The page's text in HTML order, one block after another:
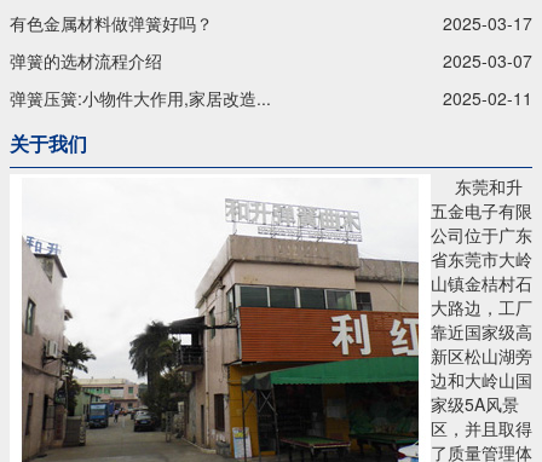
有色金属材料做弹簧好吗？
2025-03-17
弹簧的选材流程介绍
2025-03-07
弹簧压簧:小物件大作用,家居改造...
2025-02-11
关于我们
东莞和升
五金电子有限
公司位于广东
省东莞市大岭
山镇金桔村石
大路边，工厂
靠近国家级高
新区松山湖旁
边和大岭山国
家级5A风景
区，并且取得
了质量管理体